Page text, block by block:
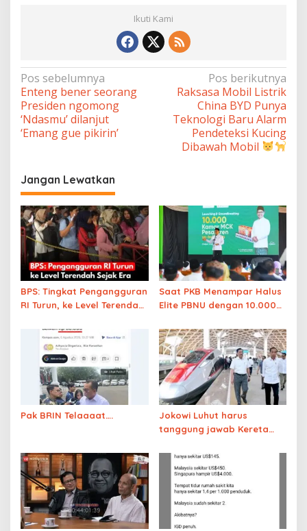
Ikuti Kami
Navigasi
pos
Pos sebelumnya
Enteng bener seorang
Presiden ngomong
‘Ndasmu’ dilanjut
‘Emang gue pikirin’
Pos berikutnya
Raksasa Mobil Listrik
China BYD Punya
Teknologi Baru Alarm
Pendeteksi Kucing
Dibawah Mobil
Jangan Lewatkan
BPS: Tingkat Pengangguran
RI Turun, ke Level Terendah
Saat PKB Menampar Halus
Elite PBNU dengan 10.000
Pak BRIN Telaaaat….
Jokowi Luhut harus
tanggung jawab Kereta